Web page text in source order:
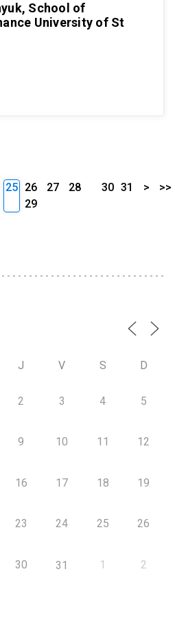
School of
University of St
25 26 27
28
29
30 31 > >>
J V S D
2 3 4 5
9 10 11 12
16 17 18 19
23 24 25 26
30 31 1 2